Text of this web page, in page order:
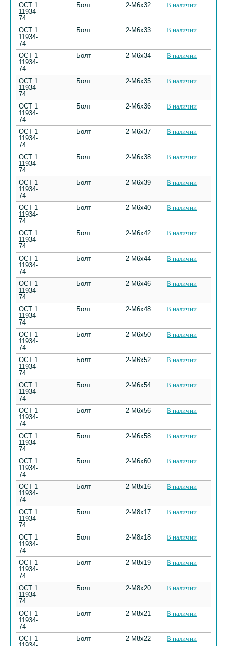
ОСТ 1
11934-
74
Болт 2-М6х32 В наличии
ОСТ 1
11934-
74
Болт 2-М6х33 В наличии
ОСТ 1
11934-
74
Болт 2-М6х34 В наличии
ОСТ 1
11934-
74
Болт 2-М6х35 В наличии
ОСТ 1
11934-
74
Болт 2-М6х36 В наличии
ОСТ 1
11934-
74
Болт 2-М6х37 В наличии
ОСТ 1
11934-
74
Болт 2-М6х38 В наличии
ОСТ 1
11934-
74
Болт 2-М6х39 В наличии
ОСТ 1
11934-
74
Болт 2-М6х40 В наличии
ОСТ 1
11934-
74
Болт 2-М6х42 В наличии
ОСТ 1
11934-
74
Болт 2-М6х44 В наличии
ОСТ 1
11934-
74
Болт 2-М6х46 В наличии
ОСТ 1
11934-
74
Болт 2-М6х48 В наличии
ОСТ 1
11934-
74
Болт 2-М6х50 В наличии
ОСТ 1
11934-
74
Болт 2-М6х52 В наличии
ОСТ 1
11934-
74
Болт 2-М6х54 В наличии
ОСТ 1
11934-
74
Болт 2-М6х56 В наличии
ОСТ 1
11934-
74
Болт 2-М6х58 В наличии
ОСТ 1
11934-
74
Болт 2-М6х60 В наличии
ОСТ 1
11934-
74
Болт 2-М8х16 В наличии
ОСТ 1
11934-
74
Болт 2-М8х17 В наличии
ОСТ 1
11934-
74
Болт 2-М8х18 В наличии
ОСТ 1
11934-
74
Болт 2-М8х19 В наличии
ОСТ 1
11934-
74
Болт 2-М8х20 В наличии
ОСТ 1
11934-
74
Болт 2-М8х21 В наличии
ОСТ 1
Болт 2-М8х22 В наличии